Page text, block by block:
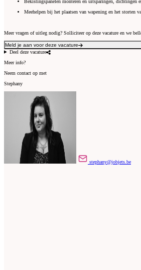
Bekistingspanelen monteren en uitsparingen, dichtingen
Meehelpen bij het plaatsen van wapening en het storten
Meer vragen of uitleg nodig? Solliciteer op deze vacature en we
Meld je aan voor deze vacature
Deel deze vacature
Meer info?
Neem contact op met
Stephany
stephany@jobjets.be